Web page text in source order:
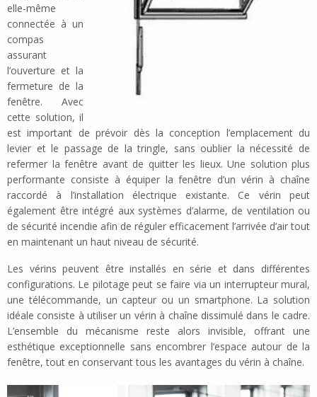
elle-même
connectée à un
compas
assurant
l’ouverture et la
fermeture de la
fenêtre. Avec
cette solution, il
est important de prévoir dès la conception l’emplacement du
levier et le passage de la tringle, sans oublier la nécessité de
refermer la fenêtre avant de quitter les lieux. Une solution plus
performante consiste à équiper la fenêtre d’un vérin à chaîne
raccordé à l’installation électrique existante. Ce vérin peut
également être intégré aux systèmes d’alarme, de ventilation ou
de sécurité incendie afin de réguler efficacement l’arrivée d’air tout
en maintenant un haut niveau de sécurité.
Les vérins peuvent être installés en série et dans différentes
configurations. Le pilotage peut se faire via un interrupteur mural,
une télécommande, un capteur ou un smartphone. La solution
idéale consiste à utiliser un vérin à chaîne dissimulé dans le cadre.
L’ensemble du mécanisme reste alors invisible, offrant une
esthétique exceptionnelle sans encombrer l’espace autour de la
fenêtre, tout en conservant tous les avantages du vérin à chaîne.